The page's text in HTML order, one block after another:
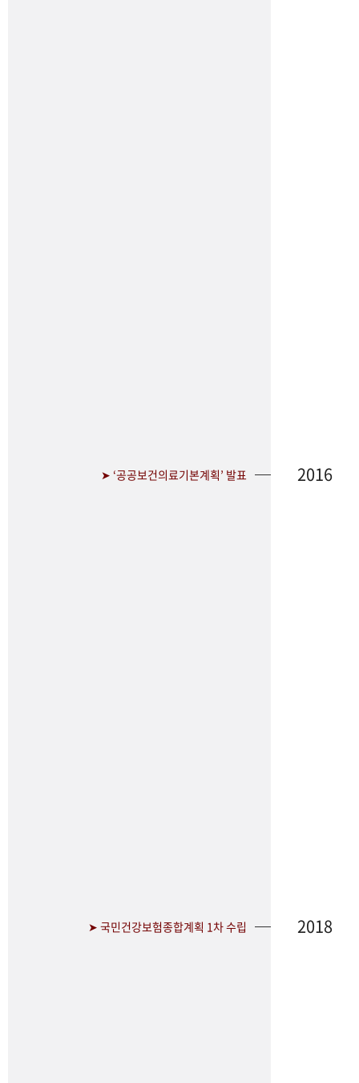
➤ ‘공공보건의료기본계획’ 발표 2016
➤ 국민건강보험종합계획 1차 수립 2018